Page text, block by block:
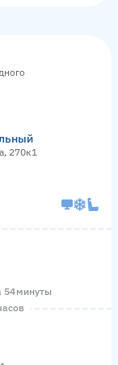
270к1
54 минуты